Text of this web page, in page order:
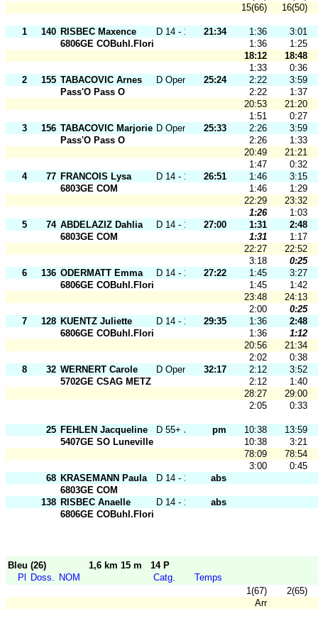
15(66)
16(50)
1 140 RISBEC Maxence D 14 - 18 21:34 1:36
3:01
6806GE COBuhl.Florival
1:36
1:25
18:12
18:48
1:33
0:36
2
155 TABACOVIC Arnes D Open J 25:24 2:22
3:59
Pass'O Pass O
2:22
1:37
20:53
21:20
1:51
0:27
3
156 TABACOVIC Marjorie D Open J 25:33 2:26
3:59
Pass'O Pass O
2:26
1:33
20:49
21:21
1:47
0:32
4
77 FRANCOIS Lysa D 14 - 18 26:51 1:46
3:15
6803GE COM
1:46
1:29
22:29
23:32
1:26
1:03
5
74 ABDELAZIZ Dahlia D 14 - 18 27:00 1:31
2:48
6803GE COM
1:31
1:17
22:27
22:52
3:18
0:25
6
136 ODERMATT Emma D 14 - 18 27:22 1:45
3:27
6806GE COBuhl.Florival
1:45
1:42
23:48
24:13
2:00
0:25
7
128 KUENTZ Juliette D 14 - 18 29:35 1:36
2:48
6806GE COBuhl.Florival
1:36
1:12
20:56
21:34
2:02
0:38
8
32 WERNERT Carole D Open J 32:17 2:12
3:52
5702GE CSAG METZ
2:12
1:40
28:27
29:00
2:05
0:33
25 FEHLEN Jacqueline D 55+ J pm 10:38
13:59
5407GE SO Luneville
10:38
3:21
78:09
78:54
3:00
0:45
68 KRASEMANN Paula D 14 - 18
abs
6803GE COM
138 RISBEC Anaelle D 14 - 18
abs
6806GE COBuhl.Florival
Bleu (26) 1,6 km 15 m
14 P
Pl
Doss. NOM Catg.
Temps
1(67)
2(65)
Arr